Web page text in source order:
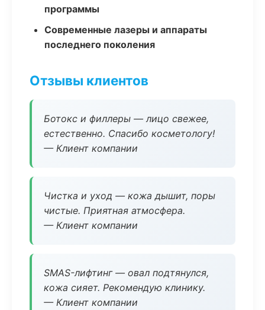
программы
Современные лазеры и аппараты
последнего поколения
Отзывы клиентов
Ботокс и филлеры — лицо свежее,
естественно. Спасибо косметологу!
— Клиент компании
Чистка и уход — кожа дышит, поры
чистые. Приятная атмосфера.
— Клиент компании
SMAS-лифтинг — овал подтянулся,
кожа сияет. Рекомендую клинику.
— Клиент компании